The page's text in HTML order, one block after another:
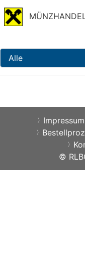
Impressum
©